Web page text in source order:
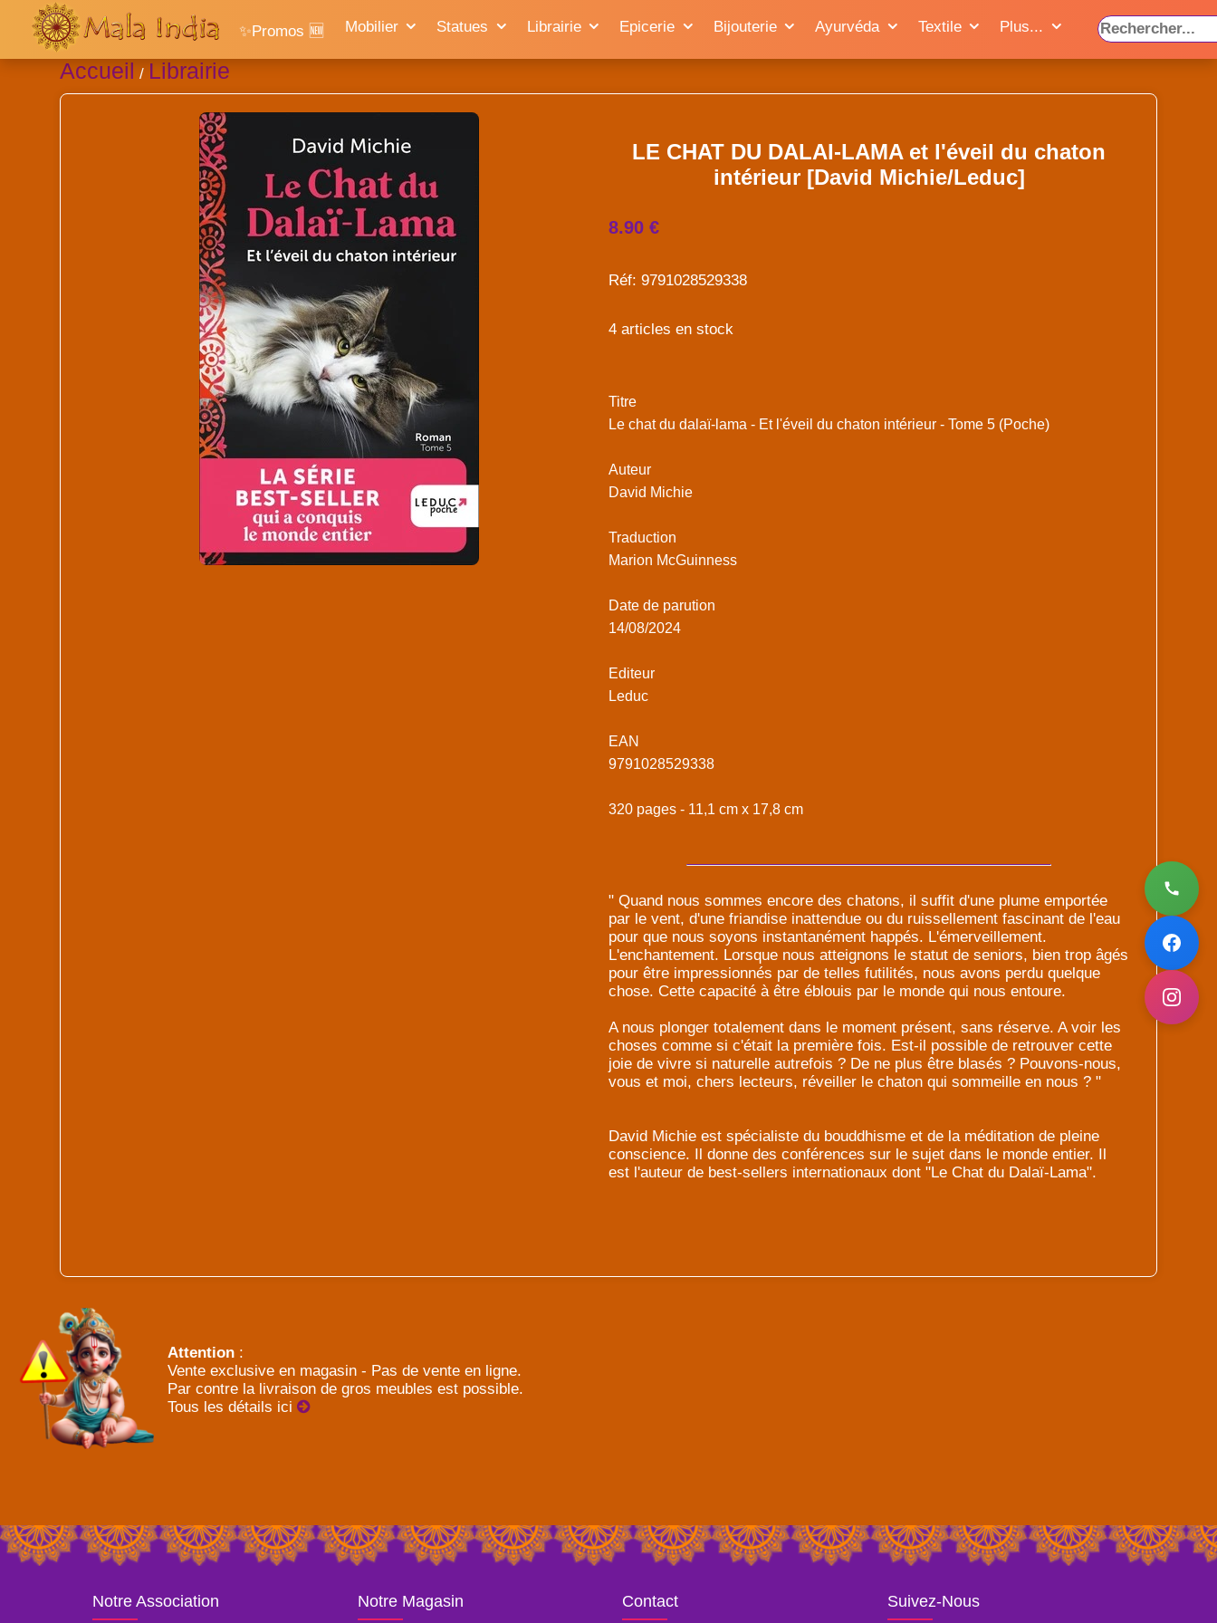
✨Promos 🆕 Mobilier Statues Librairie Epicerie Bijouterie Ayurvéda Textile Plus...
Accueil / Librairie
LE CHAT DU DALAI-LAMA et l'éveil du chaton
intérieur [David Michie/Leduc]
8.90 €
Réf: 9791028529338
4 articles en stock
Titre
Le chat du dalaï-lama - Et l'éveil du chaton intérieur - Tome 5 (Poche)
Auteur
David Michie
Traduction
Marion McGuinness
Date de parution
14/08/2024
Editeur
Leduc
EAN
9791028529338
320 pages - 11,1 cm x 17,8 cm
" Quand nous sommes encore des chatons, il suffit d'une plume emportée
par le vent, d'une friandise inattendue ou du ruissellement fascinant de l'eau
pour que nous soyons instantanément happés. L'émerveillement.
L'enchantement. Lorsque nous atteignons le statut de seniors, bien trop âgés
pour être impressionnés par de telles futilités, nous avons perdu quelque
chose. Cette capacité à être éblouis par le monde qui nous entoure.
A nous plonger totalement dans le moment présent, sans réserve. A voir les
choses comme si c'était la première fois. Est-il possible de retrouver cette
joie de vivre si naturelle autrefois ? De ne plus être blasés ? Pouvons-nous,
vous et moi, chers lecteurs, réveiller le chaton qui sommeille en nous ? "
David Michie est spécialiste du bouddhisme et de la méditation de pleine
conscience. Il donne des conférences sur le sujet dans le monde entier. Il
est l'auteur de best-sellers internationaux dont "Le Chat du Dalaï-Lama".
Attention :
Vente exclusive en magasin - Pas de vente en ligne.
Par contre la livraison de gros meubles est possible.
Tous les détails ici
Notre Association Notre Magasin Contact Suivez-Nous